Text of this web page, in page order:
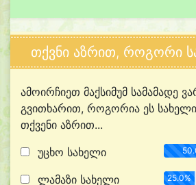
თქვნი აზრით, როგორი
ამოირჩიეთ მაქსიმუმ სამამადე
გვითხარით, როგორია ეს
თქვენი აზრით...
უცხო სახელი
ლამაზი სახელი 25.0%